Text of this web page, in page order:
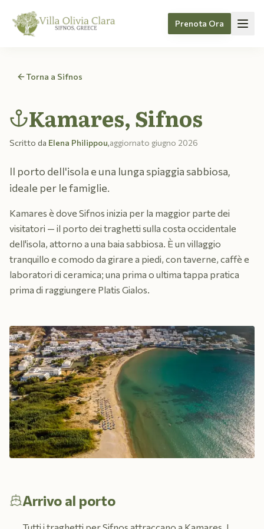
Prenota Ora
Torna a Sifnos
Kamares, Sifnos
Scritto da Elena Philippou,aggiornato giugno 2026
Il porto dell'isola e una lunga spiaggia sabbiosa,
ideale per le famiglie.
Kamares è dove Sifnos inizia per la maggior parte dei
visitatori — il porto dei traghetti sulla costa occidentale
dell'isola, attorno a una baia sabbiosa. È un villaggio
tranquillo e comodo da girare a piedi, con taverne, caffè e
laboratori di ceramica; una prima o ultima tappa pratica
prima di raggiungere Platis Gialos.
Arrivo al porto